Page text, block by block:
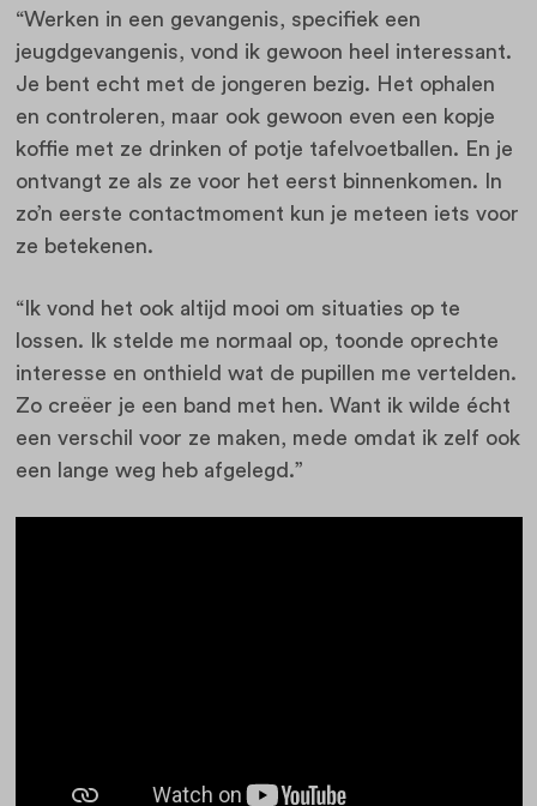
“Werken in een gevangenis, specifiek een
jeugdgevangenis, vond ik gewoon heel interessant.
Je bent echt met de jongeren bezig. Het ophalen
en controleren, maar ook gewoon even een kopje
koffie met ze drinken of potje tafelvoetballen. En je
ontvangt ze als ze voor het eerst binnenkomen. In
zo’n eerste contactmoment kun je meteen iets voor
ze betekenen.
“Ik vond het ook altijd mooi om situaties op te
lossen. Ik stelde me normaal op, toonde oprechte
interesse en onthield wat de pupillen me vertelden.
Zo creëer je een band met hen. Want ik wilde écht
een verschil voor ze maken, mede omdat ik zelf ook
een lange weg heb afgelegd.”